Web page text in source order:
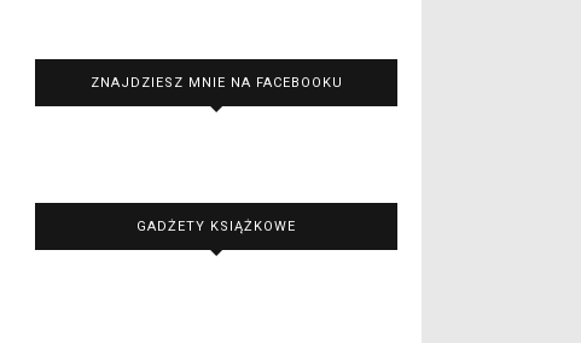
ZNAJDZIESZ MNIE NA FACEBOOKU
GADŻETY KSIĄŻKOWE